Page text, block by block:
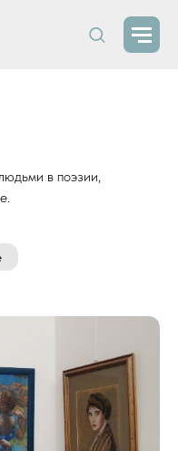
в поэзии,